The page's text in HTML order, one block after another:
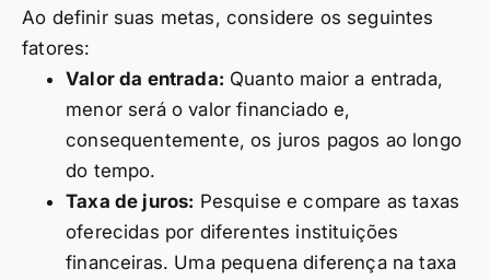
Ao definir suas metas, considere os seguintes
fatores:
Valor da entrada: Quanto maior a entrada,
menor será o valor financiado e,
consequentemente, os juros pagos ao longo
do tempo.
Taxa de juros: Pesquise e compare as taxas
oferecidas por diferentes instituições
financeiras. Uma pequena diferença na taxa